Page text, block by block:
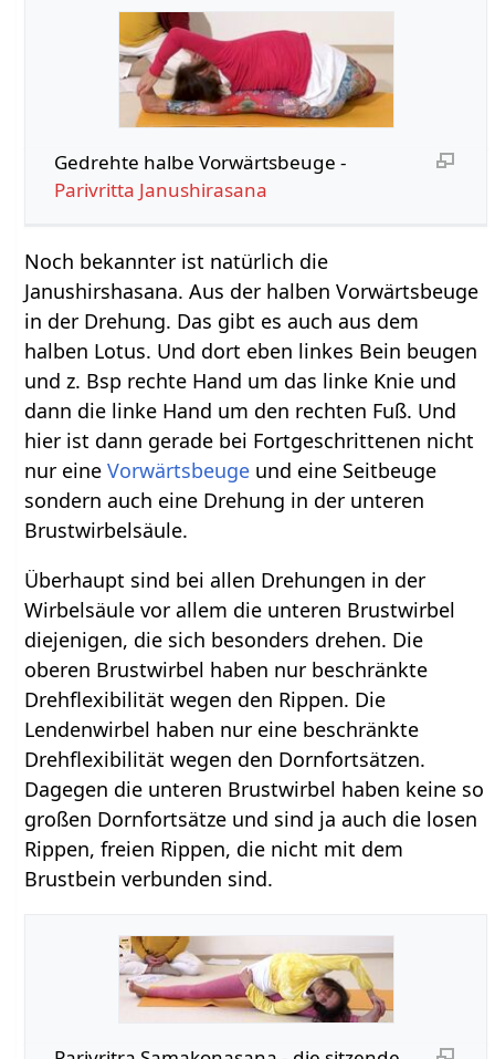
Gedrehte halbe Vorwärtsbeuge -
Parivritta Janushirasana
Noch bekannter ist natürlich die
Janushirshasana. Aus der halben Vorwärtsbeuge
in der Drehung. Das gibt es auch aus dem
halben Lotus. Und dort eben linkes Bein beugen
und z. Bsp rechte Hand um das linke Knie und
dann die linke Hand um den rechten Fuß. Und
hier ist dann gerade bei Fortgeschrittenen nicht
nur eineVorwärtsbeuge und eine Seitbeuge
sondern auch eine Drehung in der unteren
Brustwirbelsäule.
Überhaupt sind bei allen Drehungen in der
Wirbelsäule vor allem die unteren Brustwirbel
diejenigen, die sich besonders drehen. Die
oberen Brustwirbel haben nur beschränkte
Drehflexibilität wegen den Rippen. Die
Lendenwirbel haben nur eine beschränkte
Drehflexibilität wegen den Dornfortsätzen.
Dagegen die unteren Brustwirbel haben keine so
großen Dornfortsätze und sind ja auch die losen
Rippen, freien Rippen, die nicht mit dem
Brustbein verbunden sind.